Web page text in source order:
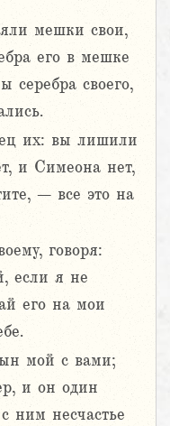
мешки свои,
его в мешке
серебра своего,
их: вы лишили
и Симеона нет,
– все это на
говоря:
если я не
его на мои
мой с вами;
и он один
ним несчастье